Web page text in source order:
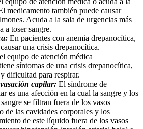
medicamento también puede causar
Acuda a la sala de urgencias más
a toser sangre.
En pacientes con anemia drepanocítica,
una crisis drepanocítica.
equipo de atención médica
síntomas de una crisis drepanocítica,
dificultad para respirar.
capilar: El síndrome de
es una afección en la cual la sangre y los
se filtran fuera de los vasos
de las cavidades corporales y los
de este líquido fuera de los vasos